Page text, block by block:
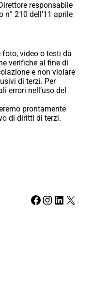
responsabile
n° 210 dell’11 aprile
video o testi da
verifiche al fine di
e non violare
di terzi. Per
errori nell’uso del
prontamente
di diritti di terzi.
Facebook Instagram LinkedIn X